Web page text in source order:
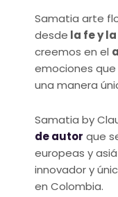
Samatia arte
desde la fe y
creemos en el
emociones
una manera
Samatia by
de autor que
europeas y
innovador y
en Colombia.